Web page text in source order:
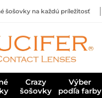
šošovky na každú príležitosť
Crazy
šošovky
Výber
podľa farby